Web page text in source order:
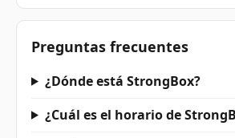
Preguntas frecuentes
¿Dónde está StrongBox?
¿Cuál es el horario de